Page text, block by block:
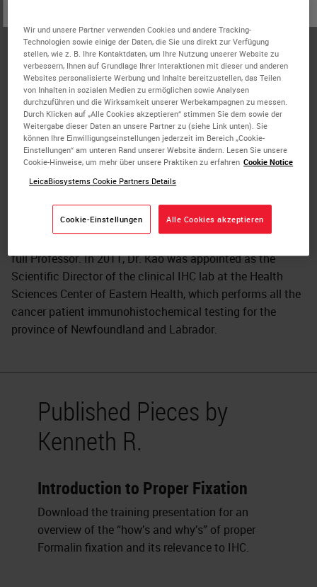
chapters in the peer-reviewed literature as well as a patent
for cancer detection. Dr. Kao’s recent research is focused
on the effects of hormones on the initiation of prostate
cancer.
Dr. Kao received his education and training in
developmental biology from the University of Toronto, and
the Marine Biological Laboratory in Woods Hole, MA. He
received an MRC postdoctoral fellowship at the University
of Cambridge, U.K. and subsequently completed an NCIC
fellowship at the Mount Sinai Hospital in Toronto. In 1993,
he was recruited to the Terry Fox Cancer Research Labs of
full Professor. In 2011, Dr. Kao was appointed as the
Scientific Director of the clinical IHC lab at the Health
Sciences Center of Eastern Health, which performs all the
cancer patient immunohistochemical testing for the
province of Newfoundland and Labrador.
Published Pieces by
Kenneth R.
Introduction to Proper Fixation
Download the training presentation for an
overview of the “how’s and why’s” of proper
Formalin fixation and its relevance to IHC.
Wir und unsere Partner verwenden Cookies und andere Tracking-
Technologien sowie einige der Daten, die Sie uns direkt zur Verfügung
stellen, wie z. B. Ihre Kontaktdaten, um Ihre Nutzung unserer Website zu
verbessern, Ihnen auf Grundlage Ihrer Interaktionen mit dieser und anderen
Websites personalisierte Werbung und Inhalte bereitzustellen, das Teilen
von Inhalten in sozialen Medien zu ermöglichen sowie Analysen
durchzuführen und die Wirksamkeit unserer Werbekampagnen zu messen.
Durch Klicken auf „Alle Cookies akzeptieren“ stimmen Sie dem sowie der
Weitergabe dieser Daten an unsere Partner zu (siehe Link unten). Sie
können Ihre Einwilligungseinstellungen jederzeit im Bereich „Cookie-
Einstellungen“ am unteren Rand unserer Website ändern. Lesen Sie unsere
Cookie-Hinweise, um mehr über unsere Praktiken zu erfahren Cookie Notice
LeicaBiosystems Cookie Partners Details
Cookie-Einstellungen Alle Cookies akzeptieren